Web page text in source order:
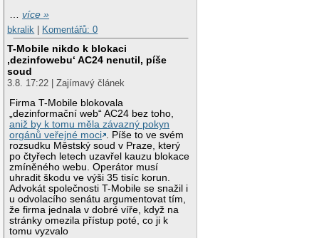
…více »
bkralik
Komentářů: 0
T-Mobile nikdo k blokaci
‚dezinfowebu‘ AC24 nenutil, píše
soud
3.8. 17:22 | Zajímavý článek
Firma T-Mobile blokovala
„dezinformační web“ AC24 bez toho,
aniž by k tomu měla závazný pokyn
orgánů veřejné moci . Píše to ve svém
rozsudku Městský soud v Praze, který
po čtyřech letech uzavřel kauzu blokace
zmíněného webu. Operátor musí
uhradit škodu ve výši 35 tisíc korun.
Advokát společnosti T-Mobile se snažil i
u odvolacího senátu argumentovat tím,
že firma jednala v dobré víře, když na
stránky omezila přístup poté, co ji k
tomu vyzvalo